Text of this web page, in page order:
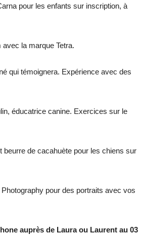
pour les enfants sur inscription, à
avec la marque Tetra.
qui témoignera. Expérience avec des
éducatrice canine. Exercices sur le
beurre de cacahuète pour les chiens sur
pour des portraits avec vos
auprès de Laura ou Laurent au 03